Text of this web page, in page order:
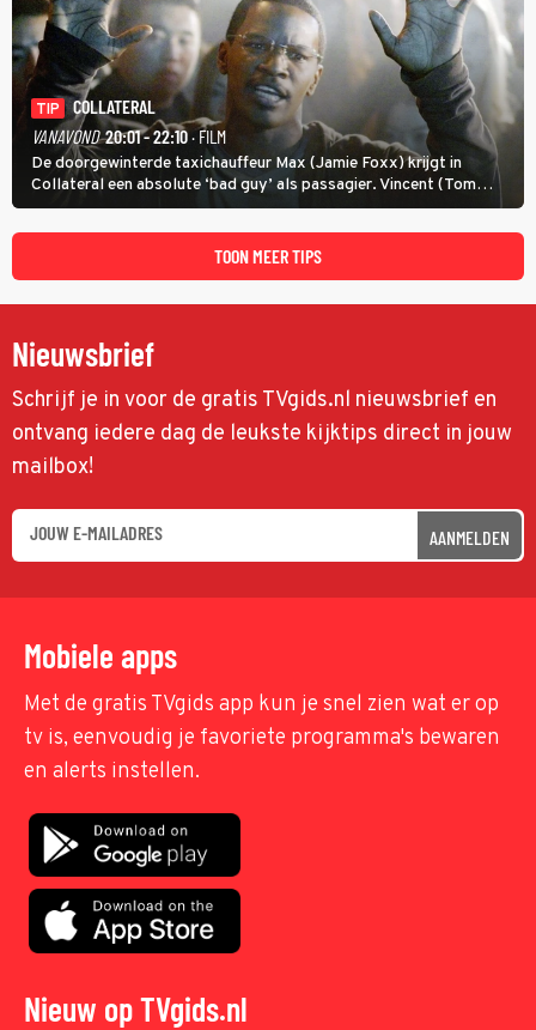
TIP
COLLATERAL
VANAVOND 20:01 - 22:10· FILM
De doorgewinterde taxichauffeur Max (Jamie Foxx) krijgt in
Collateral een absolute ‘bad guy’ als passagier. Vincent (Tom
Cruise) heeft hem nodig om hem de stad door te loodsen om een
wel heel lugubere reden.
TOON MEER TIPS
Nieuwsbrief
Schrijf je in voor de gratis TVgids.nl nieuwsbrief en
ontvang iedere dag de leukste kijktips direct in jouw
mailbox!
AANMELDEN
Mobiele apps
Met de gratis TVgids app kun je snel zien wat er op
tv is, eenvoudig je favoriete programma's bewaren
en alerts instellen.
Nieuw op TVgids.nl